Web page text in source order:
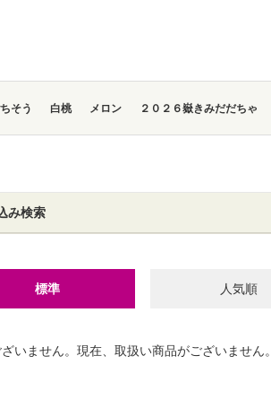
そう 白桃 メロン ２０２６嶽きみだだちゃ
み検索
標準 人気順
いません。現在、取扱い商品がございません。